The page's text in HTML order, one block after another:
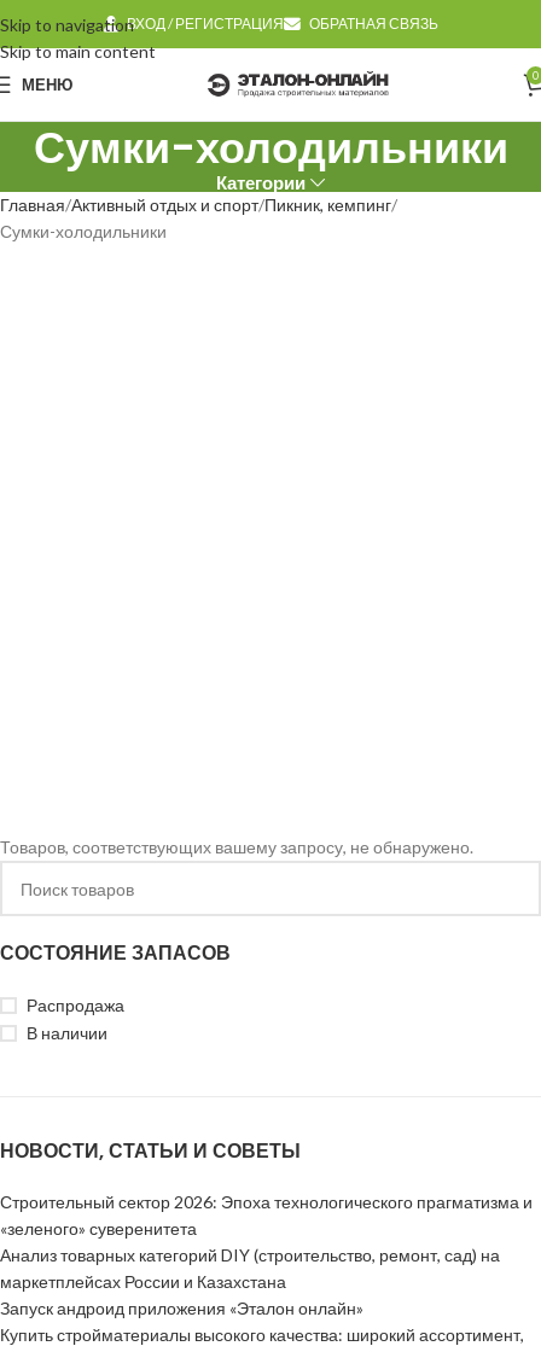
Skip to navigation
Skip to main content
ВХОД / РЕГИСТРАЦИЯ ОБРАТНАЯ СВЯЗЬ
МЕНЮ 0
Сумки-холодильники
Категории
СОСТОЯНИЕ ЗАПАСОВ
Распродажа
В наличии
Главная Активный отдых и спорт Пикник, кемпинг
Сумки-холодильники
Товаров, соответствующих вашему запросу, не обнаружено.
НОВОСТИ, СТАТЬИ И СОВЕТЫ
Строительный сектор 2026: Эпоха технологического прагматизма и
«зеленого» суверенитета
Анализ товарных категорий DIY (строительство, ремонт, сад) на
маркетплейсах России и Казахстана
Запуск андроид приложения «Эталон онлайн»
Купить стройматериалы высокого качества: широкий ассортимент,